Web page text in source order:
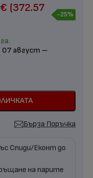
€ (372.57
-25%
август –
Бърза Поръчка
Спиди/Еконт до
на парите